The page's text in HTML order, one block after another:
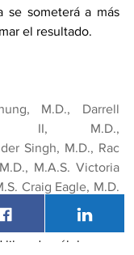
se someterá a más
el resultado.
M.D., Darrell
II, M.D.,
Singh, M.D., Rac
M.A.S. Victoria
Craig Eagle, M.D.
Ph.D., William
Una prueba de
libre de células para